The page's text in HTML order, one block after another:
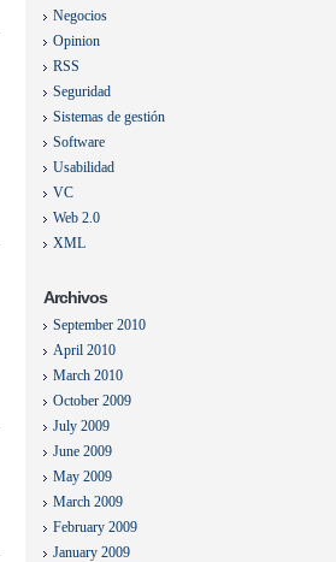
Negocios
Opinion
RSS
Seguridad
Sistemas de gestión
Software
Usabilidad
VC
Web 2.0
XML
Archivos
September 2010
April 2010
March 2010
October 2009
July 2009
June 2009
May 2009
March 2009
February 2009
January 2009